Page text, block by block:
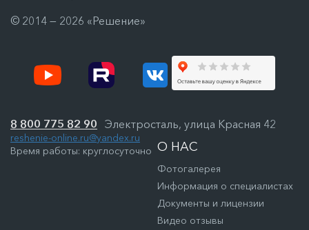
© 2014 — 2026 «Решение»
О НАС
Фотогалерея
Информация о специалистах
Документы и лицензии
Видео отзывы
8 800 775 82 90 Электросталь, улица Красная 42
reshenie-online.ru@yandex.ru
Время работы: круглосуточно